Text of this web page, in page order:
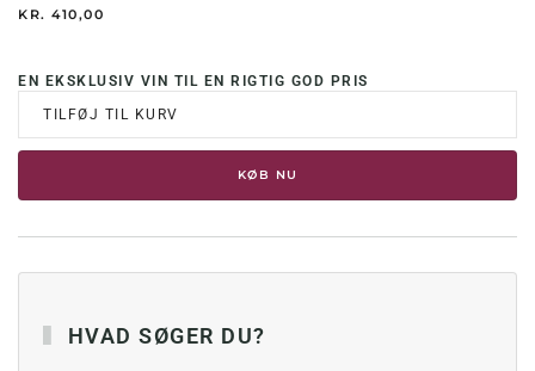
KR. 410,00
EN EKSKLUSIV VIN TIL EN RIGTIG GOD PRIS
TILFØJ TIL KURV
KØB NU
HVAD SØGER DU?